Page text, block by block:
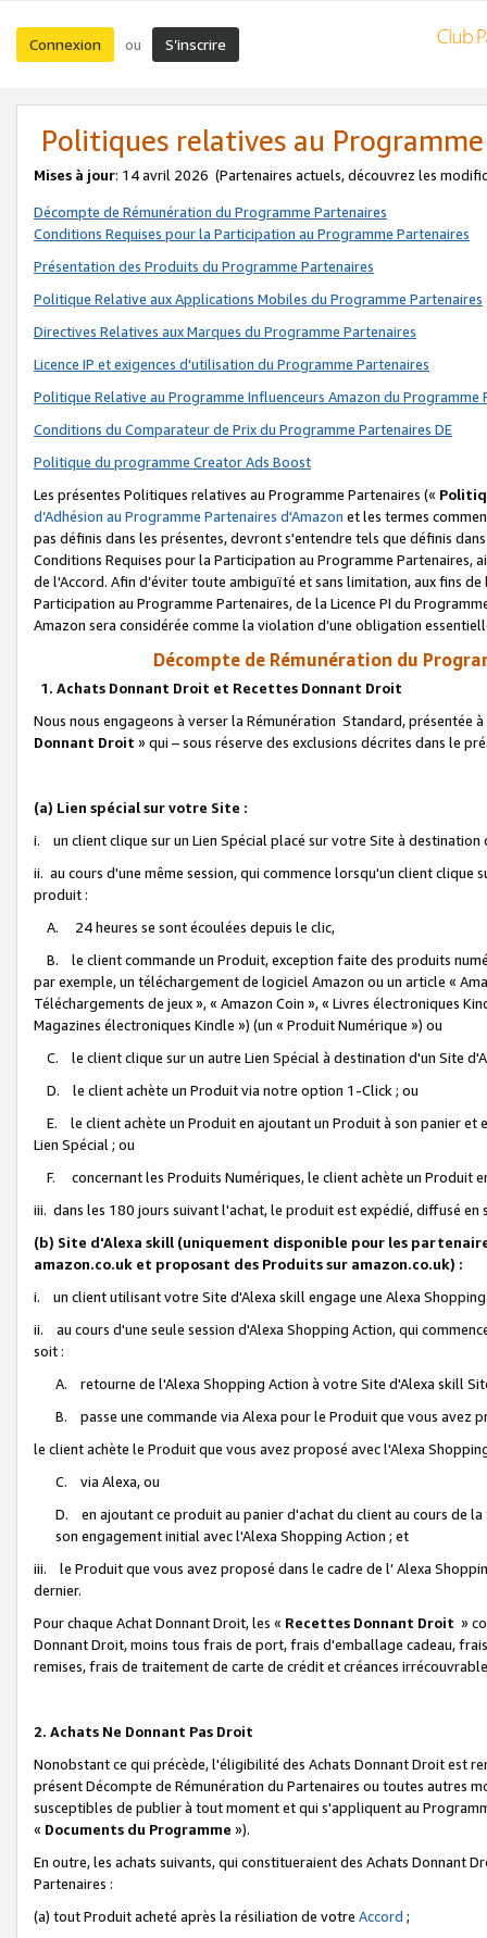
Connexion ou S’inscrire
Politiques relatives au
Mises à jour: 14 avril 2026 (Partenaires actuels, découvrez les
Décompte de Rémunération du Programme Partenaires
Conditions Requises pour la Participation au Programme Partenaires
Présentation des Produits du Programme Partenaires
Politique Relative aux Applications Mobiles du Programme Partenaires
Directives Relatives aux Marques du Programme Partenaires
Licence IP et exigences d'utilisation du Programme Partenaires
Politique Relative au Programme Influenceurs Amazon du Programme
Conditions du Comparateur de Prix du Programme Partenaires DE
Politique du programme Creator Ads Boost
Les présentes Politiques relatives au Programme Partenaires («
d’Adhésion au Programme Partenaires d'Amazon et les termes
pas définis dans les présentes, devront s'entendre tels que définis
Conditions Requises pour la Participation au Programme Partenaires,
de l'Accord. Afin d’éviter toute ambiguïté et sans limitation, aux fins
Participation au Programme Partenaires, de la Licence PI du
Amazon sera considérée comme la violation d’une obligation
Décompte de Rémunération du
1. Achats Donnant Droit et Recettes Donnant Droit
Nous nous engageons à verser la Rémunération Standard, présentée
Donnant Droit » qui – sous réserve des exclusions décrites dans le
(a) Lien spécial sur votre Site :
i. un client clique sur un Lien Spécial placé sur votre Site à destination
ii. au cours d'une même session, qui commence lorsqu'un client
produit :
A. 24 heures se sont écoulées depuis le clic,
B. le client commande un Produit, exception faite des produits
par exemple, un téléchargement de logiciel Amazon ou un article «
Téléchargements de jeux », « Amazon Coin », « Livres électroniques
Magazines électroniques Kindle ») (un « Produit Numérique ») ou
C. le client clique sur un autre Lien Spécial à destination d'un Site
D. le client achète un Produit via notre option 1-Click ; ou
E. le client achète un Produit en ajoutant un Produit à son panier et
Lien Spécial ; ou
F. concernant les Produits Numériques, le client achète un Produit
iii. dans les 180 jours suivant l'achat, le produit est expédié, diffusé
(b) Site d'Alexa skill (uniquement disponible pour les
amazon.co.uk et proposant des Produits sur amazon.co.uk) :
i. un client utilisant votre Site d'Alexa skill engage une Alexa
ii. au cours d'une seule session d'Alexa Shopping Action, qui
soit :
A. retourne de l'Alexa Shopping Action à votre Site d'Alexa skill
B. passe une commande via Alexa pour le Produit que vous avez
le client achète le Produit que vous avez proposé avec l'Alexa
C. via Alexa, ou
D. en ajoutant ce produit au panier d'achat du client au cours de
son engagement initial avec l'Alexa Shopping Action ; et
iii. le Produit que vous avez proposé dans le cadre de l' Alexa
dernier.
Pour chaque Achat Donnant Droit, les « Recettes Donnant Droit »
Donnant Droit, moins tous frais de port, frais d'emballage cadeau,
remises, frais de traitement de carte de crédit et créances
2. Achats Ne Donnant Pas Droit
Nonobstant ce qui précède, l'éligibilité des Achats Donnant Droit est
présent Décompte de Rémunération du Partenaires ou toutes autres
susceptibles de publier à tout moment et qui s'appliquent au
« Documents du Programme »).
En outre, les achats suivants, qui constitueraient des Achats Donnant
Partenaires :
(a) tout Produit acheté après la résiliation de votre Accord ;